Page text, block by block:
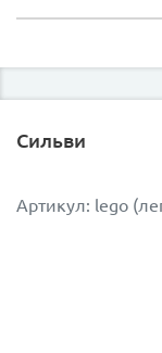
Сильви
Артикул: lego